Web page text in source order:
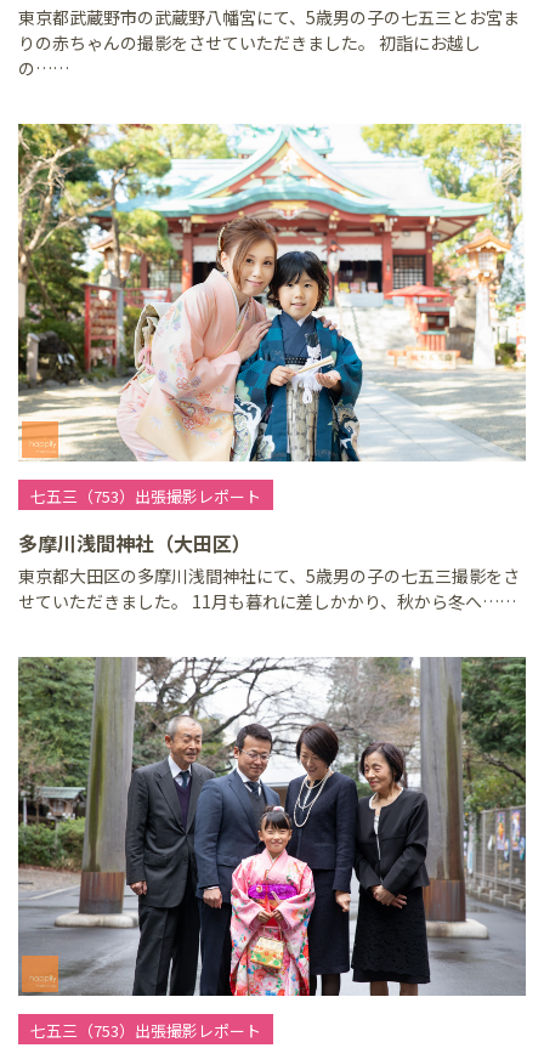
東京都武蔵野市の武蔵野八幡宮にて、5歳男の子の七五三とお宮ま
りの赤ちゃんの撮影をさせていただきました。 初詣にお越し
の……
七五三（753）出張撮影レポート
多摩川浅間神社（大田区）
東京都大田区の多摩川浅間神社にて、5歳男の子の七五三撮影をさ
せていただきました。 11月も暮れに差しかかり、秋から冬へ……
七五三（753）出張撮影レポート